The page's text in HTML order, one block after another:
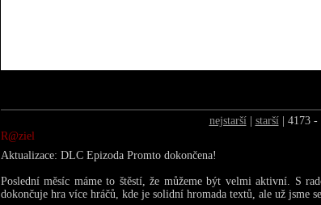
nejstarší| starší| 4173 -
R@ziel
Aktualizace: DLC Epizoda Promto dokončena!
Poslední měsíc máme to štěstí, že můžeme být velmi aktivní. S
dokončuje hra více hráčů, kde je solidní hromada textů, ale už jsme